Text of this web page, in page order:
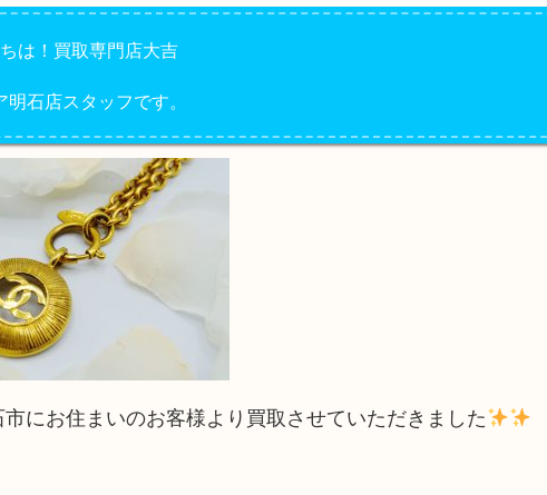
は！買取専門店大吉
明石店スタッフです。
市にお住まいのお客様より買取させていただきました